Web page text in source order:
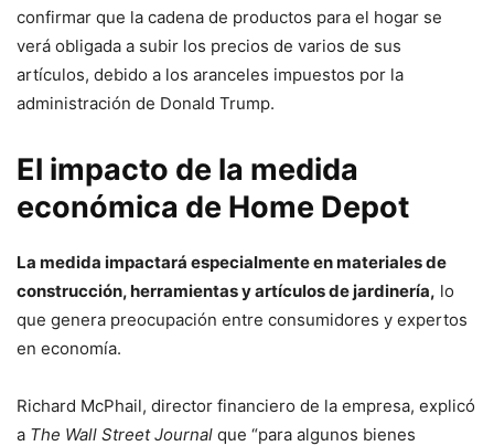
confirmar que la cadena de productos para el hogar se
verá obligada a subir los precios de varios de sus
artículos, debido a los aranceles impuestos por la
administración de Donald Trump.
El impacto de la medida
económica de Home Depot
La medida impactará especialmente en materiales de
construcción, herramientas y artículos de jardinería, lo
que genera preocupación entre consumidores y expertos
en economía.
Richard McPhail, director financiero de la empresa, explicó
a The Wall Street Journal que “para algunos bienes